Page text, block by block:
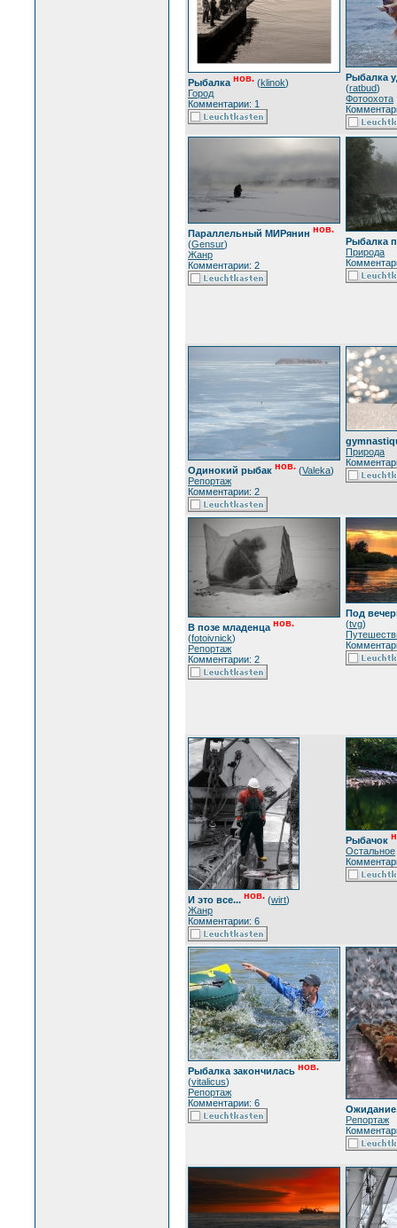
Рыбалка нов. (klinok)
Город
Комментарии: 1
Рыбалка
(ratbud)
Фотоохота
Параллельный МИРянин нов.
(Gensur)
Жанр
Комментарии: 2
Рыбалка
Природа
Одинокий рыбак нов. (Valeka)
Репортаж
Комментарии: 2
Природа
В позе младенца нов.
(fotoivnick)
Репортаж
Комментарии: 2
Под
(tvg)
И это все... нов. (wirt)
Жанр
Комментарии: 6
Рыбачок
Остальное
Рыбалка закончилась нов.
(vitalicus)
Репортаж
Комментарии: 6
Репортаж